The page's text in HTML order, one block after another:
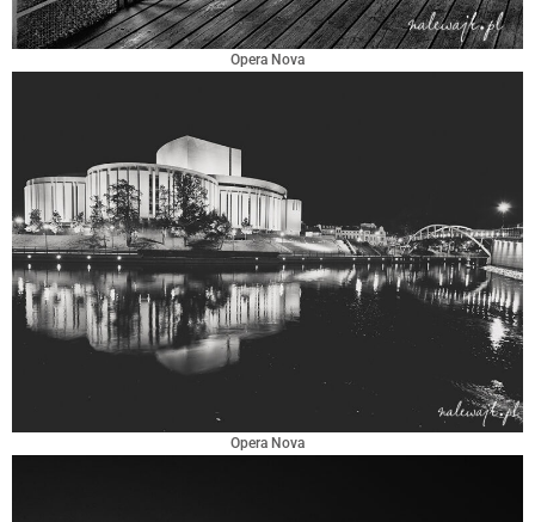
Opera Nova
Opera Nova